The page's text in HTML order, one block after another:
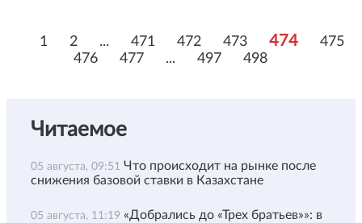
1 2 ... 471 472 473 474
475
476
477 ... 497 498
Читаемое
05 августа, 09:51 Что происходит на рынке после
снижения базовой ставки в Казахстане
05 августа, 11:19 «Добрались до «Трех братьев»»: в